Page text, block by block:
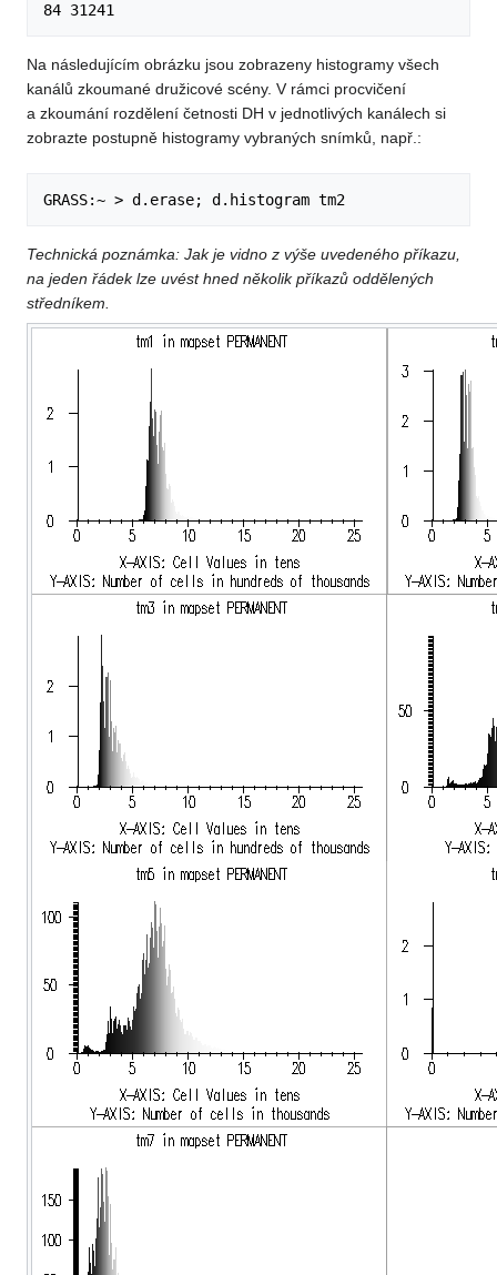
Na následujícím obrázku jsou zobrazeny histogramy všech
kanálů zkoumané družicové scény. V rámci procvičení
a zkoumání rozdělení četnosti DH v jednotlivých kanálech si
zobrazte postupně histogramy vybraných snímků, např.:
Technická poznámka: Jak je vidno z výše uvedeného příkazu,
na jeden řádek lze uvést hned několik příkazů oddělených
středníkem.